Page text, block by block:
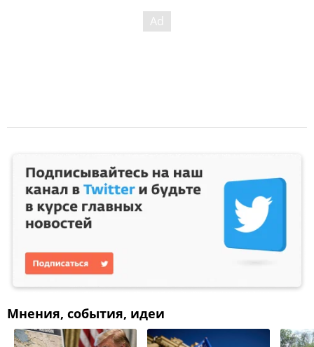
Мнения, события, идеи